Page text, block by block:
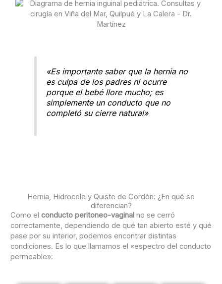
«Es importante saber que la hernia no
es culpa de los padres ni ocurre
porque el bebé llore mucho; es
simplemente un conducto que no
completó su cierre natural»
Hernia, Hidrocele y Quiste de Cordón: ¿En qué se
diferencian?
Como el conducto peritoneo-vaginalno se cerró
correctamente, dependiendo de qué tan abierto esté y qué
pase por su interior, podemos encontrar distintas
condiciones. Es lo que llamamos el «espectro del conducto
permeable»: